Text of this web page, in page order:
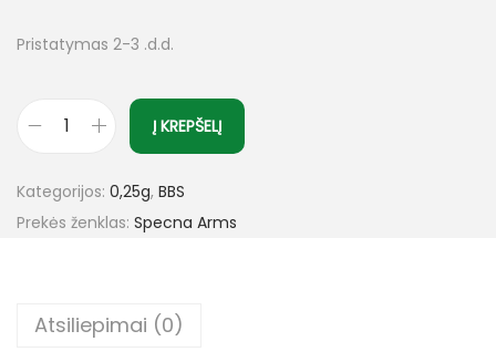
Pristatymas 2-3 .d.d.
Į KREPŠELĮ
Kategorijos: 0,25g, BBS
Prekės ženklas: Specna Arms
Atsiliepimai (0)